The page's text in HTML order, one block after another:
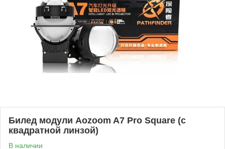
Билед модули Aozoom A7 Pro Square (с
квадратной линзой)
В наличии